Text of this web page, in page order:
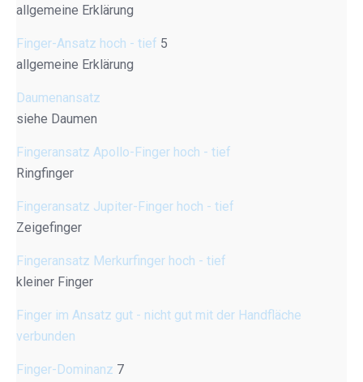
allgemeine Erklärung
Finger-Ansatz hoch - tief 5
allgemeine Erklärung
Daumenansatz
siehe Daumen
Fingeransatz Apollo-Finger hoch - tief
Ringfinger
Fingeransatz Jupiter-Finger hoch - tief
Zeigefinger
Fingeransatz Merkurfinger hoch - tief
kleiner Finger
Finger im Ansatz gut - nicht gut mit der Handfläche
verbunden
Finger-Dominanz 7